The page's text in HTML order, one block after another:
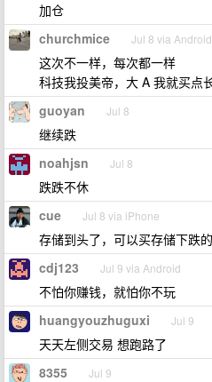
加仓
churchmice Jul 8 via Android
这次不一样，每次都一样
科技我投美帝，大 A 我就买点
guoyan Jul 8
继续跌
noahjsn Jul 8
跌跌不休
cue Jul 8 via iPhone
存储到头了，可以买存储下跌
cdj123 Jul 9 via Android
不怕你赚钱，就怕你不玩
huangyouzhuguxi Jul 9
天天左侧交易 想跑路了
8355 Jul 9